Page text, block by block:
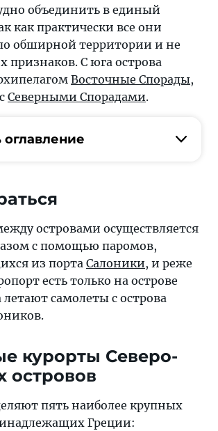
объединить в единый
как практически все они
обширной территории и не
С юга острова
Восточные Спорады,
Северными Спорадами.
оглавление
островами осуществляется
с помощью паромов,
из порта Салоники, и реже
есть только на острове
самолеты с острова
курорты Северо-
островов
пять наиболее крупных
Греции: